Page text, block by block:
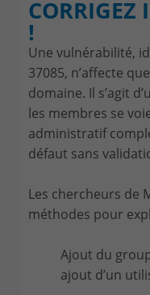
CORRIGEZ
!
Une vulnérabilité,
37085, n’affecte
domaine. Il s’agit
les membres se
administratif
défaut sans
Les chercheurs de
méthodes pour
Ajout du
ajout d’un